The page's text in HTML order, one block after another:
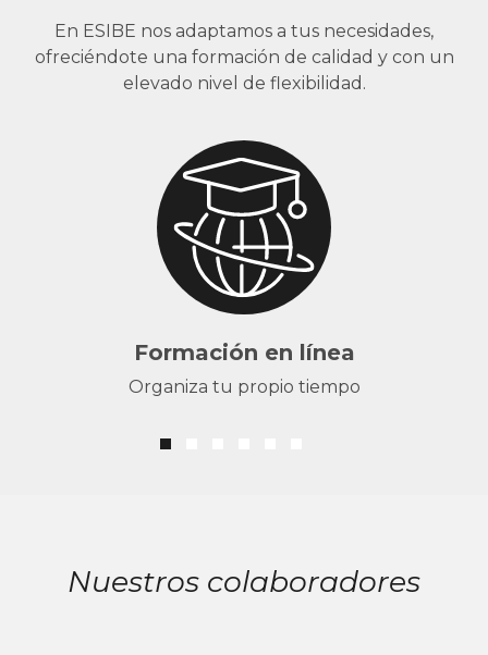
En ESIBE nos adaptamos a tus necesidades,
ofreciéndote una formación de calidad y con un
elevado nivel de flexibilidad.
Formación en línea
Organiza tu propio tiempo
Nuestros colaboradores